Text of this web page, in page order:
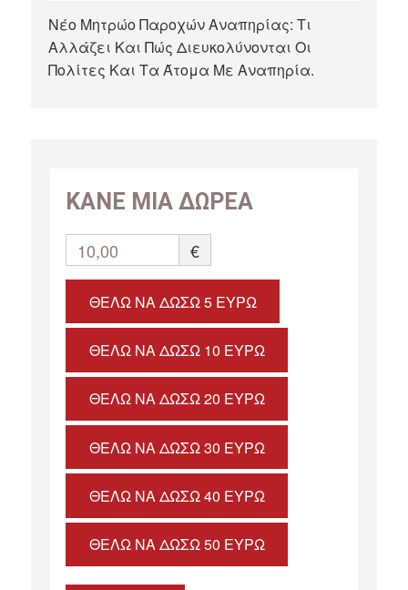
Νέο Μητρώο Παροχών Αναπηρίας: Τι
Αλλάζει Και Πώς Διευκολύνονται Οι
Πολίτες Και Τα Άτομα Με Αναπηρία.
ΚΑΝΕ ΜΙΑ ΔΩΡΕΑ
10,00 €
ΘΈΛΩ ΝΑ ΔΏΣΩ 5 ΕΥΡΏ
ΘΈΛΩ ΝΑ ΔΏΣΩ 10 ΕΥΡΏ
ΘΈΛΩ ΝΑ ΔΏΣΩ 20 ΕΥΡΏ
ΘΈΛΩ ΝΑ ΔΏΣΩ 30 ΕΥΡΏ
ΘΈΛΩ ΝΑ ΔΏΣΩ 40 ΕΥΡΏ
ΘΈΛΩ ΝΑ ΔΏΣΩ 50 ΕΥΡΏ